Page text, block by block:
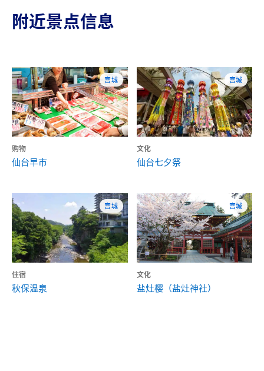
附近景点信息
宫城
购物
仙台早市
宫城
文化
仙台七夕祭
宫城
住宿
秋保温泉
宫城
文化
盐灶樱（盐灶神社）